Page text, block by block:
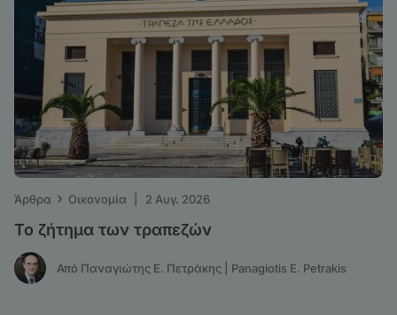
Άρθρα › Οικονομία 2 Αυγ. 2026
Το ζήτημα των τραπεζών
Από Παναγιώτης Ε. Πετράκης | Panagiotis E. Petrakis